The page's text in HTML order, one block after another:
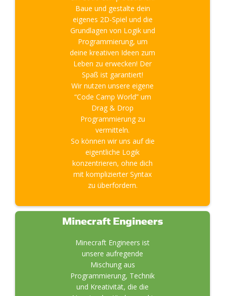
Baue und gestalte dein
eigenes 2D-Spiel und die
Grundlagen von Logik und
Programmierung, um
deine kreativen Ideen zum
Leben zu erwecken! Der
Spaß ist garantiert!
Wir nutzen unsere eigene
“Code Camp World” um
Drag & Drop
Programmierung zu
vermitteln.
So können wir uns auf die
eigentliche Logik
konzentrieren, ohne dich
mit komplizierter Syntax
zu überfordern.
Minecraft Engineers
Minecraft Engineers ist
unsere aufregende
Mischung aus
Programmierung, Technik
und Kreativität, die die